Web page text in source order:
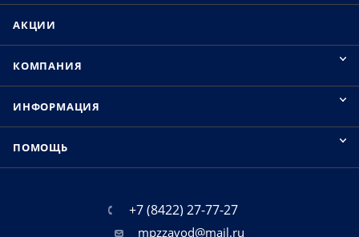
АКЦИИ
КОМПАНИЯ
ИНФОРМАЦИЯ
ПОМОЩЬ
+7 (8422) 27-77-27
mpzzavod@mail.ru